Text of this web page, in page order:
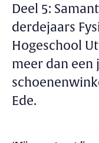
Deel 5:
derdejaars
Hogeschool
meer dan een
Ede.